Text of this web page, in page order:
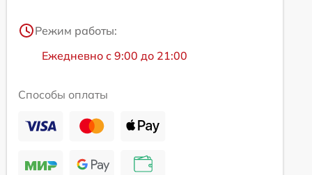
Режим работы:
Ежедневно с 9:00 до 21:00
Способы оплаты